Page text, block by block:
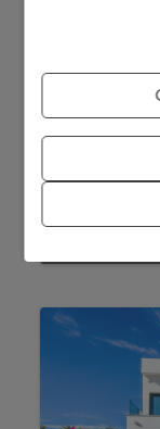
zeezicht